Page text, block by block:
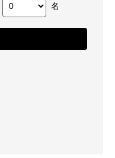
名